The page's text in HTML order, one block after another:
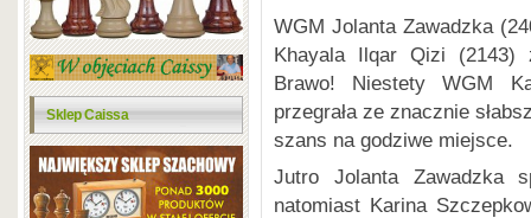
Sklep Caissa
WGM Jolanta Zawadzka
Khayala Ilqar Qizi (2143)
Brawo! Niestety WGM
przegrała ze znacznie
szans na godziwe miejsce.
Jutro Jolanta Zawadzka
natomiast Karina